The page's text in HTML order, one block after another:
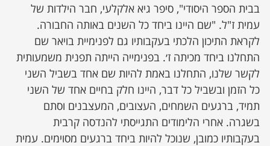
בבית הספר היסודי", סיפר גיא אלקלעי, חבר הילדות של
עמית ז"ל. "שם היינו ביחד כל השנים באותה החבורה.
לקראת התיכון הלכתי בעקבותיו גם לפנימיית בויאר שם
התחלנו ביחד מכיתה ז׳. בפנימייה הייתה תפנית משמעותית
לקשר שלנו, התחלנו באמת להיות שם אחד בשביל השני
כל הזמן ובשביל כל דבר, היינו חלק בחיים אחד של השני
תמיד, ברגעים השמחים, העצובים, המעצבנים וסתם
בשגרה. אחרי הלימודים התגייסתי להנדסה קרבית
בעקבותיו כמובן, שנוכל להיות ביחד ברגעים מסוימים. עמית